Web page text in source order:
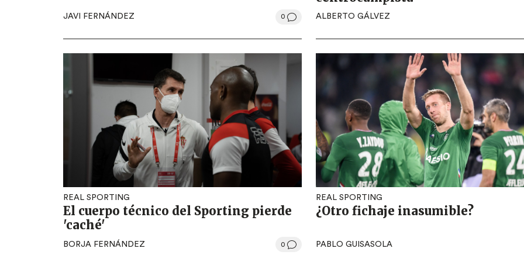
JAVI FERNÁNDEZ 0 ALBERTO GÁLVEZ
REAL SPORTING
El cuerpo técnico del Sporting pierde
'caché'
BORJA FERNÁNDEZ 0
REAL SPORTING
¿Otro fichaje inasumible?
PABLO GUISASOLA